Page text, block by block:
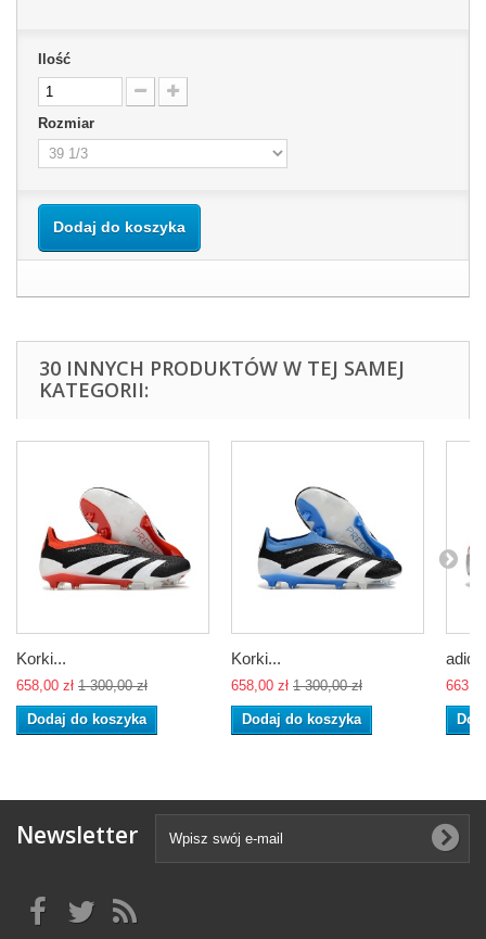
Ilość
Rozmiar
Dodaj do koszyka
30 INNYCH PRODUKTÓW W TEJ SAMEJ
KATEGORII:
Korki...
658,00 zł 1 300,00 zł
Dodaj do koszyka
Korki...
658,00 zł 1 300,00 zł
Dodaj do koszyka
Newsletter